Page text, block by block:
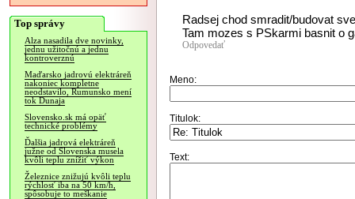
Top správy
Alza nasadila dve novinky,
jednu užitočnú a jednu
kontroverznú
Maďarsko jadrovú elektráreň
nakoniec kompletne
neodstavilo, Rumunsko mení
tok Dunaja
Slovensko.sk má opäť
technické problémy
Ďalšia jadrová elektráreň
južne od Slovenska musela
kvôli teplu znížiť výkon
Železnice znižujú kvôli teplu
rýchlosť iba na 50 km/h,
spôsobuje to meškanie
Radsej chod smradit/budovat
Tam mozes s PSkarmi basnit o
Odpovedať
Meno:
Titulok:
Text: